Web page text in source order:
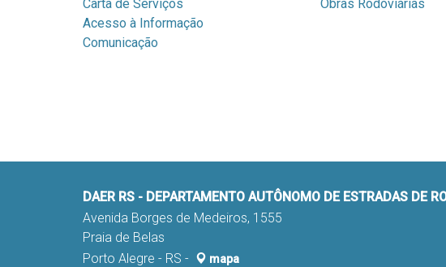
Carta de Serviços
Acesso à Informação
Comunicação
Obras Rodoviárias
DAER RS - DEPARTAMENTO AUTÔNOMO DE ESTRADAS DE
Avenida Borges de Medeiros, 1555
Praia de Belas
Porto Alegre - RS -
mapa